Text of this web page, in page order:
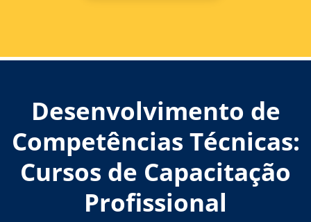
Desenvolvimento de
Competências Técnicas:
Cursos de Capacitação
Profissional